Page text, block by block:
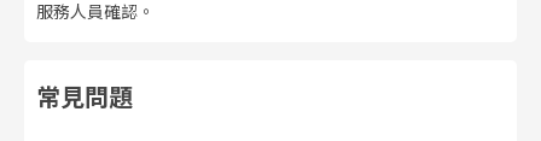
服務人員確認。
常見問題